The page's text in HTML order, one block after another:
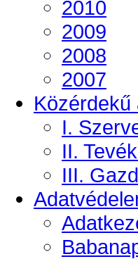
2010
2009
2008
2007
Közérdekű
I.
II.
III.